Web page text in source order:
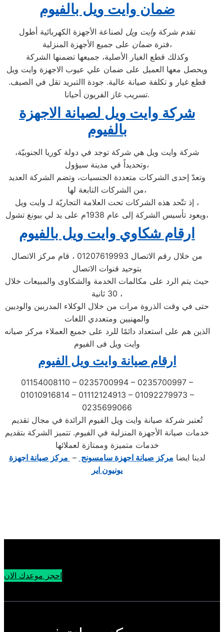
ضمان وايت ويل بالفيوم
تقدم شركة وايت ويل لصناعة الأجهزة الكهربائية أطول
فترةضمان
على جميع الأجهزة المنزلية،
وكذلك قطع الغيار الأصلية، جميعها تضمنها الشركة
ويحصل معها العميل على ضمان علي عيوب الاجهزة وايت ويل
قطع غيار و تكلفة صيانة عالية. جودة االتبريد تقل في الصيف.
تسريب غاز الفريون أحيانا.
شركة وايت ويل لصيانة الاجهزة
بالفيوم
شركة وايت ويل هي شركة توجد في دولة كوريا الجنوبيّة،
وتحديداً في مدينة سيؤول،
وتعدّ إحدى الشركات متعددة الجنسيات، وتضم الشركة العديد
من الشركات التابعة لها،
إذ تتّحد هذه الشركات تحت العلامة التجاريّة لـ وايت ويل ،
ويعود تأسيس الشركة إلى عام 1938م على يد لي بيونغ تشول،
ارقام شكاوي وايت ويل بالفيوم
من خلال رقم الاتصال 01207619993 ، قام مركز الاتصال
بتوحيد قنوات الاتصال
حيث يتم الرد على مكالمات الخدمة والشكاوى والمبيعات خلال
30 ثانية ،
حتى في وقت الذروة مرات من خلال الوكلاء المدربين والوديين
والمهنيين ومتعددي اللغات
الذين هم على استعداد دائمًا للرد على جميع العملاء مركز صيانه
وايت ويل فى الفيوم
ارقام صيانة وايت ويل الفيوم
01154008110 – 0235700994 – 0235700997 –
01010916814 – 01112124913 – 01092279973 –
0235699066
تُعتبر شركة صيانة وايت ويل الفيوم الرائدة في مجال تقديم
خدمات صيانة الأجهزة المنزلية في الفيوم. تتميز الشركة بتقديم
خدمات متميزة وممتازة لعملائها
لدينا ايضا مركز صيانة اجهزة سامسونج – مركز صيانة اجهزة
يونيون اير
احجز موعدك الان